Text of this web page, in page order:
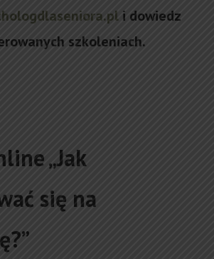
i dowiedz
szkoleniach.
„Jak
się na